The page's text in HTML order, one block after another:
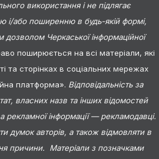
використання і не підлягає
і/або поширенню в будь-якій формі,
Черкаської інформаційної
поширюється на всі матеріали, які
та сторінках в соціальних мережах
платформа». Відповідальність за
власних назв та інших відомостей
рекламної інформації — рекламодавці.
думок авторів, а також відмовляти в
причини. Матеріали з позначками